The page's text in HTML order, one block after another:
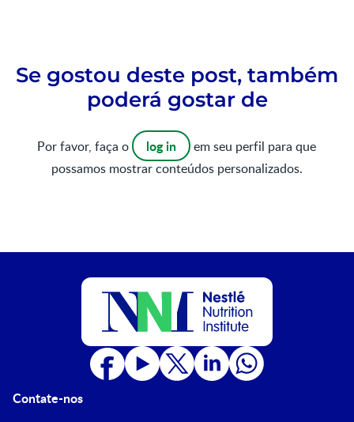
Se gostou deste post, também
poderá gostar de
Por favor, faça o log in
em seu perfil para que
possamos mostrar conteúdos personalizados.
Contate-nos